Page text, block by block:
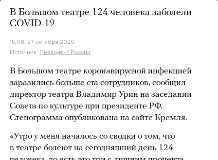
В Большом театре 124 человека заболели
COVID-19
15:08, 27 октября 2020
Источник: Президент России
В Большом театре коронавирусной инфекцией
заразились больше ста сотрудников, сообщил
директор театра Владимир Урин на заседании
Совета по культуре при президенте РФ.
Стенограмма опубликована на сайте Кремля.
«Утро у меня началось со сводки о том, что
в театре болеют на сегодняшний день 124